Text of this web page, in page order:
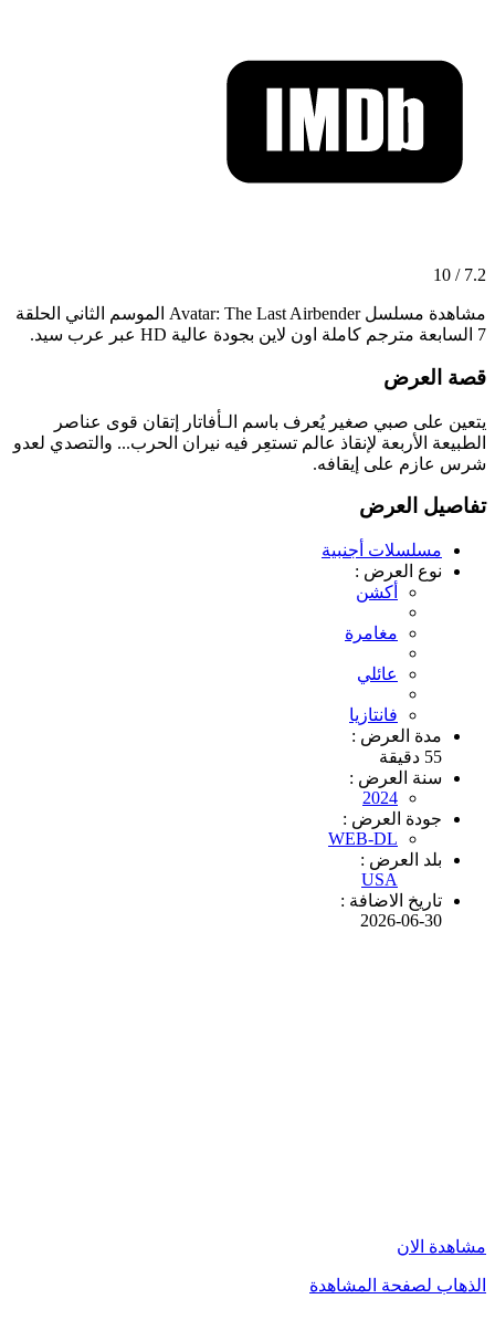
7.2 / 10
مشاهدة مسلسل Avatar: The Last Airbender الموسم الثاني الحلقة
7 السابعة مترجم كاملة اون لاين بجودة عالية HD عبر عرب سيد.
قصة العرض
يتعين على صبي صغير يُعرف باسم الـأفاتار إتقان قوى عناصر
الطبيعة الأربعة لإنقاذ عالم تستعِر فيه نيران الحرب... والتصدي لعدو
شرس عازم على إيقافه.
تفاصيل العرض
مسلسلات أجنبية
نوع العرض :
أكشن
مغامرة
عائلي
فانتازيا
مدة العرض :
55 دقيقة
سنة العرض :
2024
جودة العرض :
WEB-DL
بلد العرض :
USA
تاريخ الاضافة :
2026-06-30
مشاهدة الان
الذهاب لصفحة المشاهدة